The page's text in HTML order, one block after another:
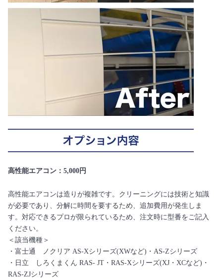
高性能エアコン：5,000円
高性能エアコンは造りが複雑です。クリーニングには技術と知識
が必要であり、分解に時間を要するため、追加費用が発生しま
す。対応できるプロが限られているため、注文時に型番をご記入
ください。
＜該当機種＞
・富士通 ノクリア AS-Xシリーズ(XWなど)・AS-Zシリーズ
・日立 しろくまくん RAS- JT・RAS-Xシリーズ(XJ・XCなど)・
RAS-ZJシリーズ